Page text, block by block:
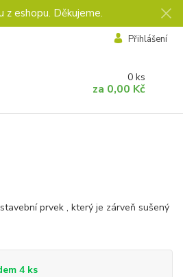
eshopu. Děkujeme.
Přihlášení
0 ks
za 0,00 Kč
prvek , který je zárveň sušený
4 ks